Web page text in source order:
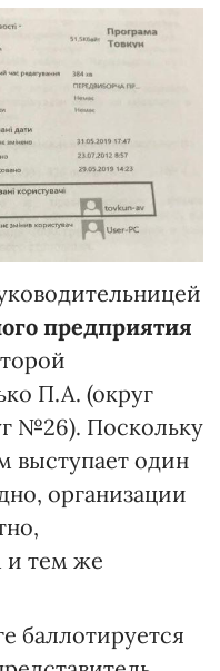
предприятия
П.А. (округ
№26). Поскольку
выступает один
организации
и тем же
баллотируется